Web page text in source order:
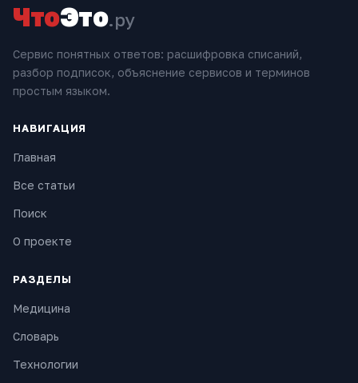
ЧтоЭто.ру
Сервис понятных ответов: расшифровка списаний,
разбор подписок, объяснение сервисов и терминов
простым языком.
НАВИГАЦИЯ
Главная
Все статьи
Поиск
О проекте
РАЗДЕЛЫ
Медицина
Словарь
Технологии